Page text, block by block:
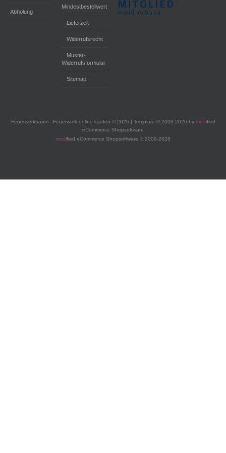
Abholung
Mindestbestellwert
Lieferzeit
Widerrufsrecht
Muster-
Widerrufsformular
Sitemap
Feuerwerktraum - Feuerwerk online kaufen © 2026 | Template © 2009-2026 by modified
eCommerce Shopsoftware
modified eCommerce Shopsoftware © 2009-2026